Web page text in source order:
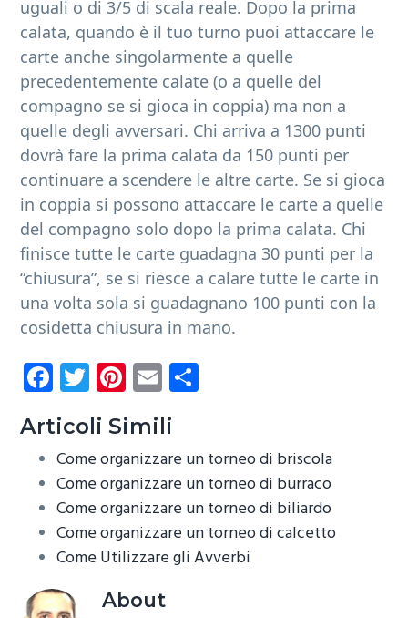
uguali o di 3/5 di scala reale. Dopo la prima
calata, quando è il tuo turno puoi attaccare le
carte anche singolarmente a quelle
precedentemente calate (o a quelle del
compagno se si gioca in coppia) ma non a
quelle degli avversari. Chi arriva a 1300 punti
dovrà fare la prima calata da 150 punti per
continuare a scendere le altre carte. Se si gioca
in coppia si possono attaccare le carte a quelle
del compagno solo dopo la prima calata. Chi
finisce tutte le carte guadagna 30 punti per la
“chiusura”, se si riesce a calare tutte le carte in
una volta sola si guadagnano 100 punti con la
cosidetta chiusura in mano.
Fa
ce
b
o
ok
T
wi
tt
er
Pi
nt
er
es
t
E
m
ail
di
vi
di
Articoli Simili
Come organizzare un torneo di briscola
Come organizzare un torneo di burraco
Come organizzare un torneo di biliardo
Come organizzare un torneo di calcetto
Come Utilizzare gli Avverbi
About